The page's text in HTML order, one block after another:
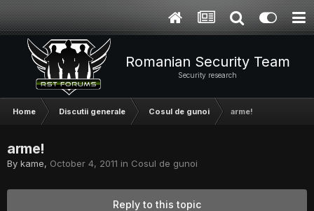
Romanian Security Team
Security research
Home Discutii generale Cosul de gunoi arme!
arme!
By kame, October 4, 2011 in Cosul de gunoi
Reply to this topic